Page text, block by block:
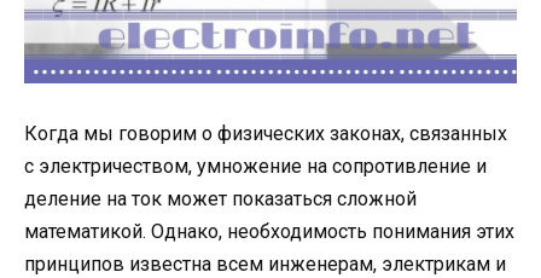
Когда мы говорим о физических законах, связанных
с электричеством, умножение на сопротивление и
деление на ток может показаться сложной
математикой. Однако, необходимость понимания этих
принципов известна всем инженерам, электрикам и